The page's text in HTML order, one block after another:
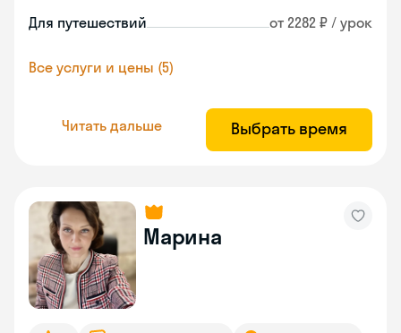
Для путешествий от 2282 ₽ / урок
Все услуги и цены (5)
Читать дальше Выбрать время
Марина